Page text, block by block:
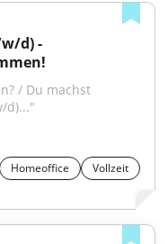
/ Du machst
d)..."
Homeoffice
Vollzeit